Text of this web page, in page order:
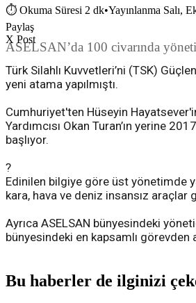
⏱ Okuma Süresi 2 dk•Yayınlanma Salı,
Paylaş
X Post
ASELSAN’da 100 civarında
Türk Silahlı Kuvvetleri’ni (TSK)
yeni atama yapılmıştı.
Cumhuriyet'ten Hüseyin
Yardımcısı Okan Turan’ın yerine
başlıyor.
?
Edinilen bilgiye göre üst yönetimde
kara, hava ve deniz insansız araçlar
Ayrıca ASELSAN bünyesindeki
bünyesindeki en kapsamlı
Bu haberler de ilginizi